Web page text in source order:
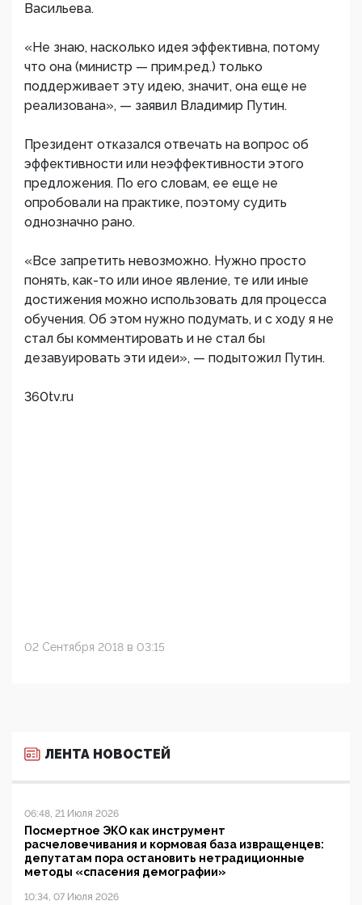
Васильева.
«Не знаю, насколько идея эффективна, потому
что она (министр — прим.ред.) только
поддерживает эту идею, значит, она еще не
реализована», — заявил Владимир Путин.
Президент отказался отвечать на вопрос об
эффективности или неэффективности этого
предложения. По его словам, ее еще не
опробовали на практике, поэтому судить
однозначно рано.
«Все запретить невозможно. Нужно просто
понять, как-то или иное явление, те или иные
достижения можно использовать для процесса
обучения. Об этом нужно подумать, и с ходу я не
стал бы комментировать и не стал бы
дезавуировать эти идеи», — подытожил Путин.
360tv.ru
02 Сентября 2018 в 03:15
ЛЕНТА НОВОСТЕЙ
06:48, 21 Июля 2026
Посмертное ЭКО как инструмент
расчеловечивания и кормовая база извращенцев:
депутатам пора остановить нетрадиционные
методы «спасения демографии»
10:34, 07 Июля 2026